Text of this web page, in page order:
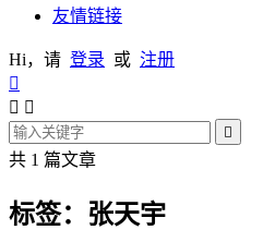
友情链接
Hi，请 登录 或 注册

 

共 1 篇文章
标签：张天宇